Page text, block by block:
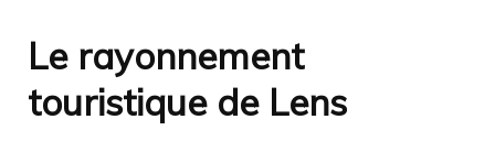
Le rayonnement
touristique de Lens